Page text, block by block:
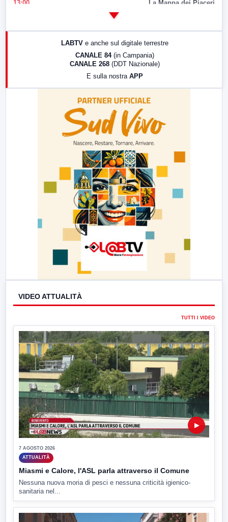
13:00 La Mappa dei Piaceri
17:00 LabNews (replica)
LABTV e anche sul digitale terrestre
CANALE 84 (in Campania)
CANALE 268 (DDT Nazionale)
E sulla nostra APP
VIDEO ATTUALITÀ
TUTTI I VIDEO
▶
7 AGOSTO 2026
ATTUALITÀ
Miasmi e Calore, l'ASL parla attraverso il Comune
Nessuna nuova moria di pesci e nessuna criticità igienico-
sanitaria nel...